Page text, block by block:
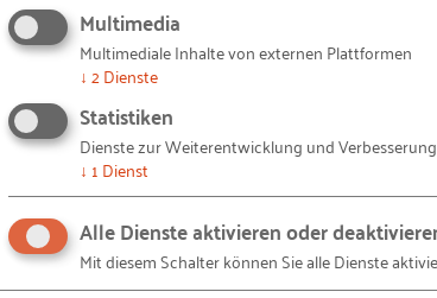
aber auch viele Vorurteile dahinter. Denn
nicht vor den gleichen
auch – Fachwissen und klassische
die Baubranche eben noch sehr
wo es darum geht,
so auch wenn eine Frau eine
eine weitere Frau dazu und noch eine
Multimedia
Multimediale Inhalte von externen Plattformen
↓ 2Dienste
Statistiken
Dienste zur Weiterentwicklung und
↓ 1 Dienst
Alle Dienste aktivieren oder
Mit diesem Schalter können Sie alle Dienste